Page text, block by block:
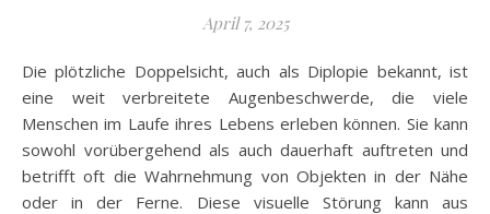
April 7, 2025
Die plötzliche Doppelsicht, auch als Diplopie bekannt, ist
eine weit verbreitete Augenbeschwerde, die viele
Menschen im Laufe ihres Lebens erleben können. Sie kann
sowohl vorübergehend als auch dauerhaft auftreten und
betrifft oft die Wahrnehmung von Objekten in der Nähe
oder in der Ferne. Diese visuelle Störung kann aus